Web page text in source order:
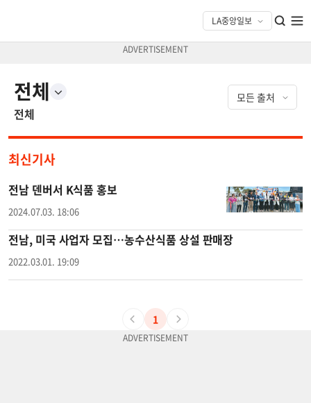
전체
전체
최신기사
전남 덴버서 K식품 홍보
2024.07.03. 18:06
전남, 미국 사업자 모집…농수산식품 상설 판매장
2022.03.01. 19:09
1